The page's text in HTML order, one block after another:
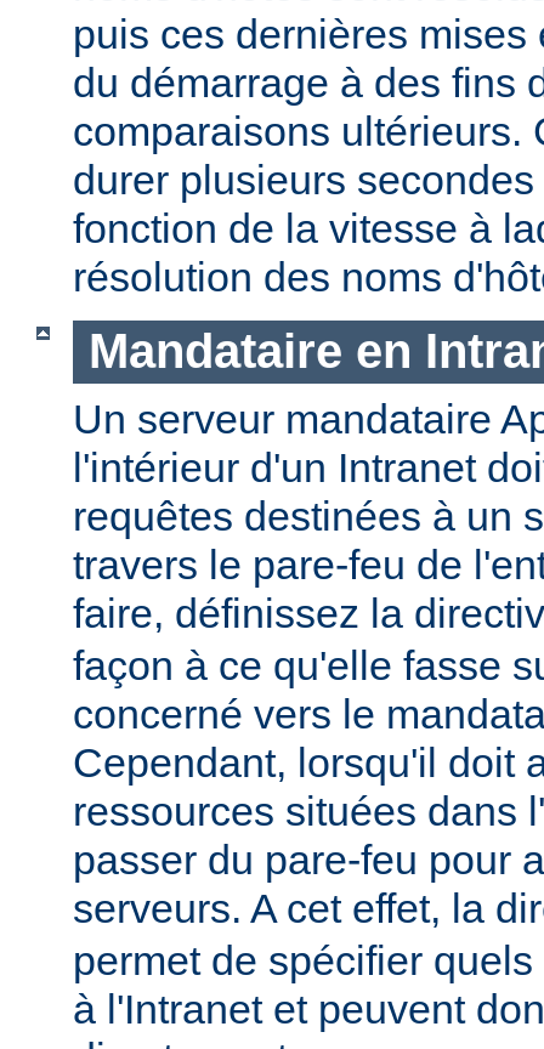
puis ces dernières mises
du démarrage à des fins
comparaisons ultérieurs.
durer plusieurs
fonction de la vitesse à
résolution des noms
Mandataire en
Un serveur mandataire
l'intérieur d'un Intranet
requêtes destinées à un
travers le pare-feu de
faire, définissez la
façon à ce qu'elle fasse
concerné vers le
Cependant, lorsqu'il doit
ressources situées dans
passer du pare-feu pour
serveurs. A cet effet, la
permet de spécifier
à l'Intranet et peuvent